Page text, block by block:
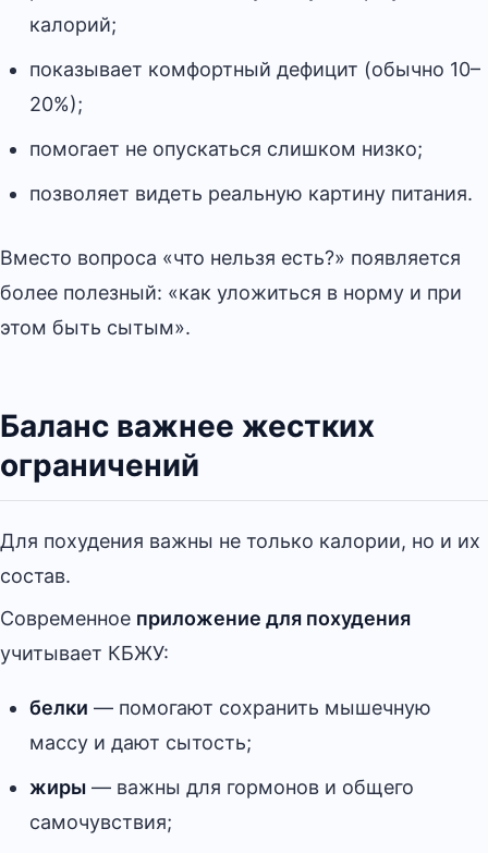
калорий;
показывает комфортный дефицит (обычно 10–
20%);
помогает не опускаться слишком низко;
позволяет видеть реальную картину питания.
Вместо вопроса «что нельзя есть?» появляется
более полезный: «как уложиться в норму и при
этом быть сытым».
Баланс важнее жестких
ограничений
Для похудения важны не только калории, но и их
состав.
Современное приложение для похудения
учитывает КБЖУ:
белки — помогают сохранить мышечную
массу и дают сытость;
жиры — важны для гормонов и общего
самочувствия;